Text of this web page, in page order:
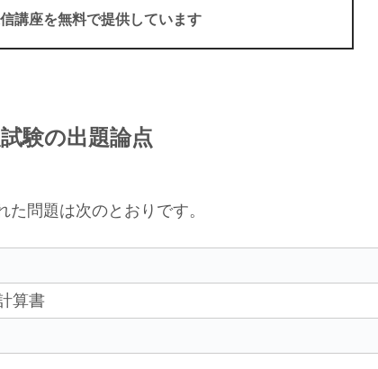
講座を無料で提供しています
験の出題論点
問題は次のとおりです。
算書